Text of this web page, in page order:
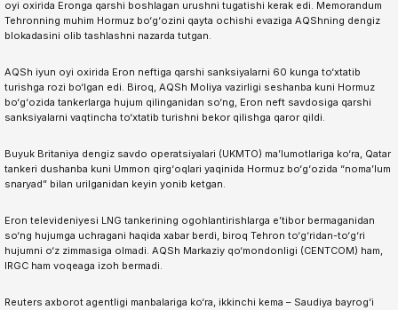
oyi oxirida Eronga qarshi boshlagan urushni tugatishi kerak edi. Memorandum
Tehronning muhim Hormuz bo‘g‘ozini qayta ochishi evaziga AQShning dengiz
blokadasini olib tashlashni nazarda tutgan.
AQSh iyun oyi oxirida Eron neftiga qarshi sanksiyalarni 60 kunga to‘xtatib
turishga rozi bo‘lgan edi. Biroq, AQSh Moliya vazirligi seshanba kuni Hormuz
bo‘g‘ozida tankerlarga hujum qilinganidan so‘ng, Eron neft savdosiga qarshi
sanksiyalarni vaqtincha to‘xtatib turishni bekor qilishga qaror qildi.
Buyuk Britaniya dengiz savdo operatsiyalari (UKMTO) ma’lumotlariga ko‘ra, Qatar
tankeri dushanba kuni Ummon qirg‘oqlari yaqinida Hormuz bo‘g‘ozida “noma’lum
snaryad” bilan urilganidan keyin yonib ketgan.
Eron televideniyesi LNG tankerining ogohlantirishlarga e’tibor bermaganidan
so‘ng hujumga uchragani haqida xabar berdi, biroq Tehron to‘g‘ridan-to‘g‘ri
hujumni o‘z zimmasiga olmadi. AQSh Markaziy qo‘mondonligi (CENTCOM) ham,
IRGC ham voqeaga izoh bermadi.
Reuters axborot agentligi manbalariga ko‘ra, ikkinchi kema – Saudiya bayrog‘i